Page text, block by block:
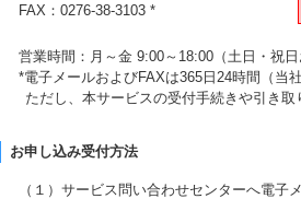
FAX：0276-38-3103 *
営業時間：月～金 9:00～18:00（土日・祝
*電子メールおよびFAXは365日24時間（当
ただし、本サービスの受付手続きや引き
お申し込み受付方法
（１）サービス問い合わせセンターへ電